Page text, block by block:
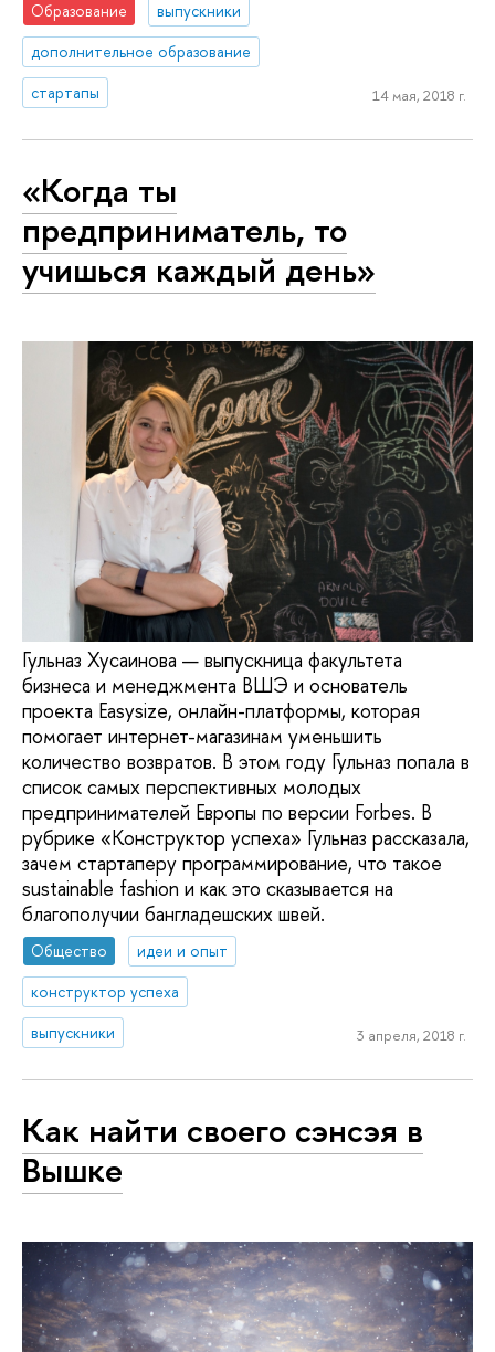
Образование
выпускники
дополнительное образование
стартапы
14 мая, 2018 г.
«Когда ты
предприниматель, то
учишься каждый день»
Гульназ Хусаинова — выпускница факультета
бизнеса и менеджмента ВШЭ и основатель
проекта Easysize, онлайн-платформы, которая
помогает интернет-магазинам уменьшить
количество возвратов. В этом году Гульназ попала в
список самых перспективных молодых
предпринимателей Европы по версии Forbes. В
рубрике «Конструктор успеха» Гульназ рассказала,
зачем стартаперу программирование, что такое
sustainable fashion и как это сказывается на
благополучии бангладешских швей.
Общество
идеи и опыт
конструктор успеха
выпускники
3 апреля, 2018 г.
Как найти своего сэнсэя в
Вышке